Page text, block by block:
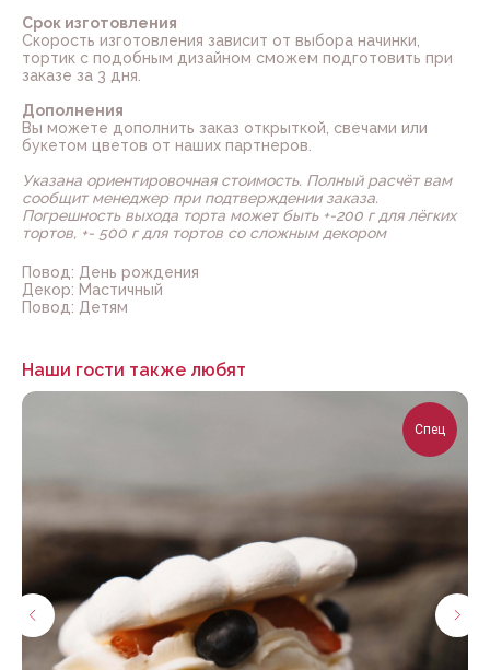
Срок изготовления
Скорость изготовления зависит от выбора начинки,
тортик с подобным дизайном сможем подготовить при
заказе за 3 дня.
Дополнения
Вы можете дополнить заказ открыткой, свечами или
букетом цветов от наших партнеров.
Указана ориентировочная стоимость. Полный расчёт вам
сообщит менеджер при подтверждении заказа.
Погрешность выхода торта может быть +-200 г для лёгких
тортов, +- 500 г для тортов со сложным декором
Повод: День рождения
Декор: Мастичный
Повод: Детям
Наши гости также любят
Спец
Нужна помощь с выбором?
Заполните форму, наш менеджер